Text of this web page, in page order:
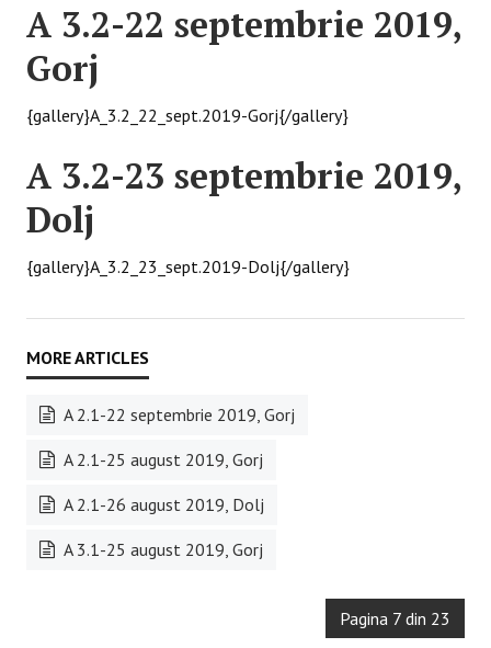
A 3.2-22 septembrie 2019,
Gorj
{gallery}A_3.2_22_sept.2019-Gorj{/gallery}
A 3.2-23 septembrie 2019,
Dolj
{gallery}A_3.2_23_sept.2019-Dolj{/gallery}
A 2.1-22 septembrie 2019, Gorj
A 2.1-25 august 2019, Gorj
A 2.1-26 august 2019, Dolj
A 3.1-25 august 2019, Gorj
Pagina 7 din 23